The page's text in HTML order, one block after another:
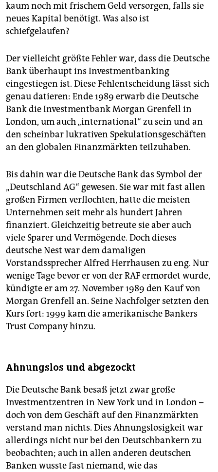
kaum noch mit frischem Geld versorgen, falls sie
neues Kapital benötigt. Was also ist
schiefgelaufen?
Der vielleicht größte Fehler war, dass die Deutsche
Bank überhaupt ins Investmentbanking
eingestiegen ist. Diese Fehlentscheidung lässt sich
genau datieren: Ende 1989 erwarb die Deutsche
Bank die Investmentbank Morgan Grenfell in
London, um auch „international“ zu sein und an
den scheinbar lukrativen Spekulationsgeschäften
an den globalen Finanzmärkten teilzuhaben.
Bis dahin war die Deutsche Bank das Symbol der
„Deutschland AG“ gewesen. Sie war mit fast allen
großen Firmen verflochten, hatte die meisten
Unternehmen seit mehr als hundert Jahren
finanziert. Gleichzeitig betreute sie aber auch
viele Sparer und Vermögende. Doch dieses
deutsche Nest war dem damaligen
Vorstandssprecher Alfred Herrhausen zu eng. Nur
wenige Tage bevor er von der RAF ermordet wurde,
kündigte er am 27. November 1989 den Kauf von
Morgan Grenfell an. Seine Nachfolger setzten den
Kurs fort: 1999 kam die amerikanische Bankers
Trust Company hinzu.
Ahnungslos und abgezockt
Die Deutsche Bank besaß jetzt zwar große
Investmentzentren in New York und in London –
doch von dem Geschäft auf den Finanzmärkten
verstand man nichts. Dies Ahnungslosigkeit war
allerdings nicht nur bei den Deutschbankern zu
beobachten; auch in allen anderen deutschen
Banken wusste fast niemand, wie das